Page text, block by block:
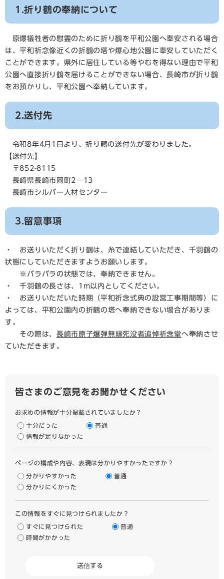
1.折り鶴の奉納について
原爆犠牲者の慰霊のために折り鶴を平和公園へ奉安される場合
は、平和祈念像近くの折鶴の塔や爆心地公園に奉安していただく
ことができます。県外に居住している等やむを得ない理由で平和
公園へ直接折り鶴を届けることができない場合、長崎市が折り鶴
をお預かりし、平和公園へ奉納しています。
2.送付先
令和8年4月1日より、折り鶴の送付先が変わりました。
【送付先】
〒852-8115
長崎県長崎市岡町2－13
長崎市シルバー人材センター
3.留意事項
・ お送りいただく折り鶴は、糸で連結していただき、千羽鶴の
状態にしていただきますようお願いします。
※バラバラの状態では、奉納できません。
・ 千羽鶴の長さは、1m以内としてください。
・ お送りいただいた時期（平和祈念式典の設営工事期間等）に
よっては、平和公園内の折鶴の塔へ奉納できない場合がありま
す。
その際は、 長崎市原子爆弾無縁死没者追悼祈念堂へ奉納させ
ていただきます。
皆さまのご意見をお聞かせください
お求めの情報が十分掲載されていましたか？
十分だった
普通
情報が足りなかった
ページの構成や内容、表現は分かりやすかったですか？
分かりやすかった
普通
分かりにくかった
この情報をすぐに見つけられましたか？
すぐに見つけられた
普通
時間がかかった